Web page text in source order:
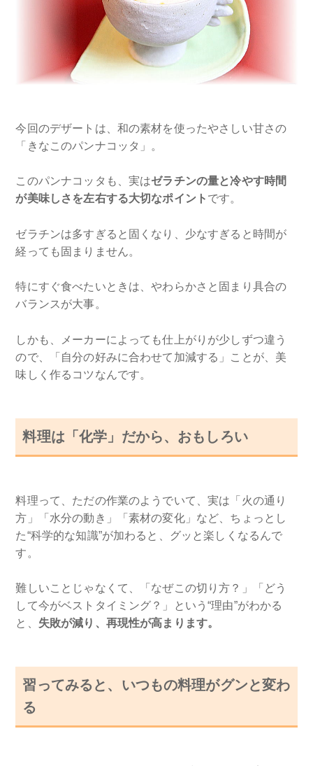
今回のデザートは、和の素材を使ったやさしい甘さの
「きなこのパンナコッタ」。
このパンナコッタも、実はゼラチンの量と冷やす時間
が美味しさを左右する大切なポイント です。
ゼラチンは多すぎると固くなり、少なすぎると時間が
経っても固まりません。
特にすぐ食べたいときは、やわらかさと固まり具合の
バランスが大事。
しかも、メーカーによっても仕上がりが少しずつ違う
ので、「自分の好みに合わせて加減する」ことが、美
味しく作るコツなんです。
料理は「化学」だから、おもしろい
料理って、ただの作業のようでいて、実は「火の通り
方」「水分の動き」「素材の変化」など、ちょっとし
た“科学的な知識”が加わると、グッと楽しくなるんで
す。
難しいことじゃなくて、「なぜこの切り方？」「どう
して今がベストタイミング？」という“理由”がわかる
と、 失敗が減り、再現性が高まります。
習ってみると、いつもの料理がグンと変わ
る